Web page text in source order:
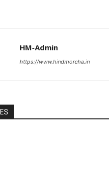
HM-Admin
https://www.hindmorcha.in